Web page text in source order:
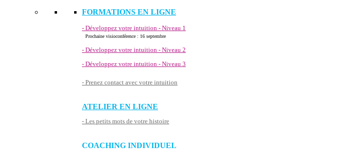
FORMATIONS EN LIGNE
- Développez votre intuition - Niveau 1
Prochaine visioconférence : 16 septembre
- Développez votre intuition - Niveau 2
- Développez votre intuition - Niveau 3
- Prenez contact avec votre intuition
ATELIER EN LIGNE
- Les petits mots de votre histoire
COACHING INDIVIDUEL